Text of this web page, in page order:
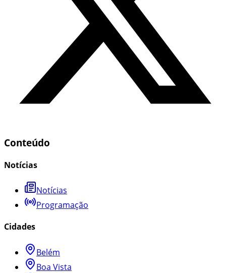
Conteúdo
Notícias
Notícias
Programação
Cidades
Belém
Boa Vista